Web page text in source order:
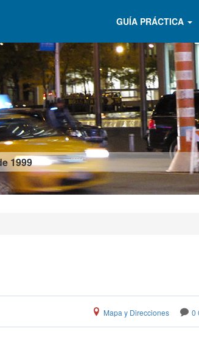
1999
GUÍA PRÁCTICA
0
Mapa y Direcciones